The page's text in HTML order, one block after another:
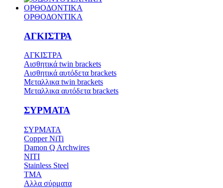
ΟΡΘΟΔΟΝΤΙΚΑ
ΟΡΘΟΔΟΝΤΙΚΑ
ΑΓΚΙΣΤΡΑ
ΑΓΚΙΣΤΡΑ
Aισθητικά twin brackets
Αισθητικά αυτόδετα brackets
Μεταλλικα twin brackets
Μεταλλικα αυτόδετα brackets
ΣΥΡΜΑΤΑ
ΣΥΡΜΑΤΑ
Copper NiTi
Damon Q Archwires
NITI
Stainless Steel
TMA
Αλλα σύρματα